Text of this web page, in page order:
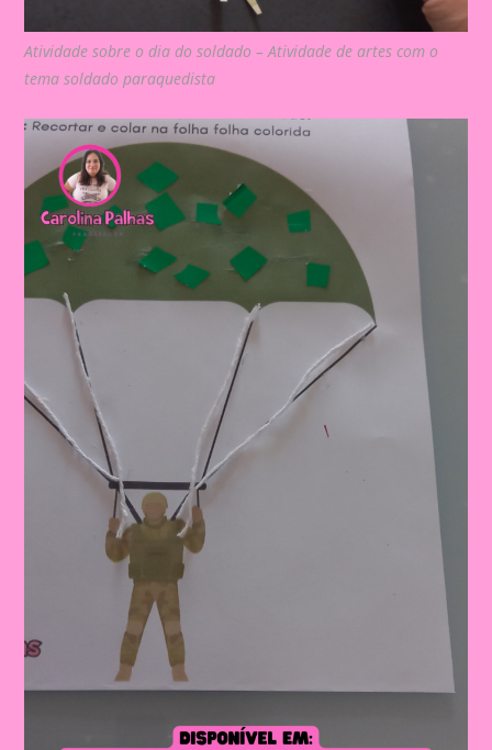
Atividade sobre o dia do soldado – Atividade de artes com o
tema soldado paraquedista